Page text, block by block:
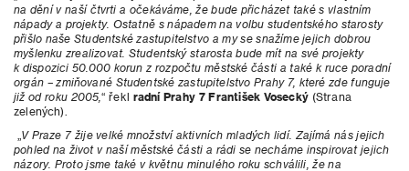
na dění v naší čtvrti a očekáváme, že bude přicházet také s vlastním
nápady a projekty. Ostatně s nápadem na volbu studentského starosty
přišlo naše Studentské zastupitelstvo a my se snažíme jejich dobrou
myšlenku zrealizovat. Studentský starosta bude mít na své projekty
k dispozici 50.000 korun z rozpočtu městské části a také k ruce poradní
orgán – zmiňované Studentské zastupitelstvo Prahy 7, které zde funguje
již od roku 2005,“ řekl radní Prahy 7 František Vosecký(Strana
zelených).
V Praze 7 žije velké množství aktivních mladých lidí. Zajímá nás jejich
pohled na život v naší městské části a rádi se necháme inspirovat jejich
názory. Proto jsme také v květnu minulého roku schválili, že na